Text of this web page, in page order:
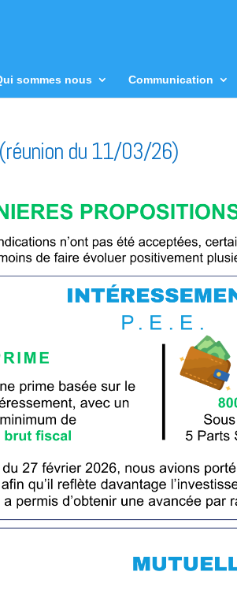
sommes nous Communication
(réunion du 11/03/26)